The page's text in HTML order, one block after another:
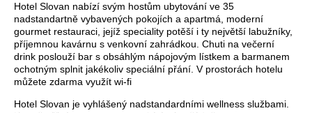
Hotel Slovan nabízí svým hostům ubytování ve 35
nadstandartně vybavených pokojích a apartmá, moderní
gourmet restauraci, jejíž speciality potěší i ty největší labužníky,
příjemnou kavárnu s venkovní zahrádkou. Chuti na večerní
drink poslouží bar s obsáhlým nápojovým lístkem a barmanem
ochotným splnit jakékoliv speciální přání. V prostorách hotelu
můžete zdarma využít wi-fi
Hotel Slovan je vyhlášený nadstandardními wellness službami.